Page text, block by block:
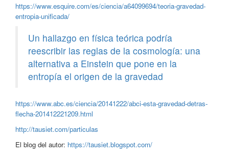
https://www.esquire.com/es/ciencia/a64099694/teoria-gravedad-
entropia-unificada/
Un hallazgo en física teórica podría
reescribir las reglas de la cosmología: una
alternativa a Einstein que pone en la
entropía el origen de la gravedad
https://www.abc.es/ciencia/20141222/abci-esta-gravedad-detras-
flecha-201412221209.html
http://tausiet.com/particulas
El blog del autor: https://tausiet.blogspot.com/